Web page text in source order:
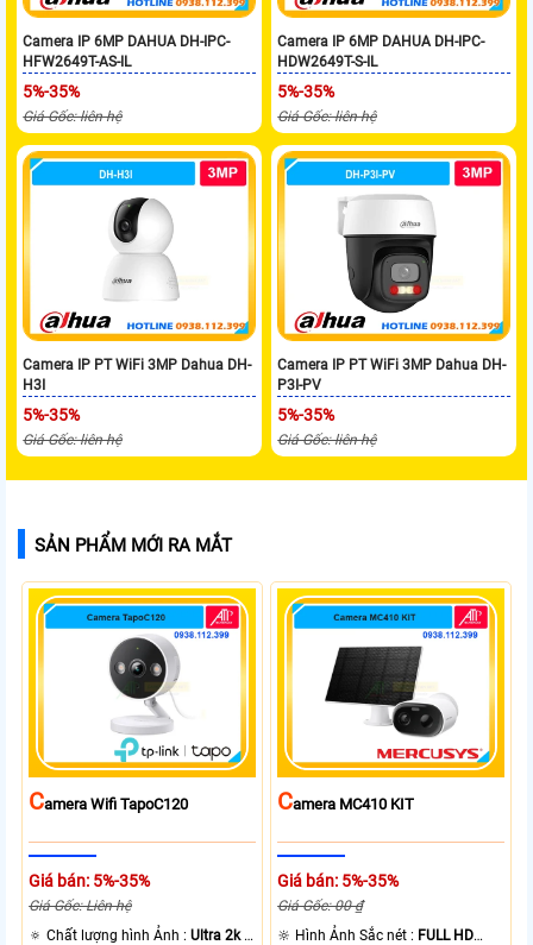
Camera IP 6MP DAHUA DH-IPC-
HFW2649T-AS-IL
5%-35%
Giá Gốc: liên hệ
Camera IP 6MP DAHUA DH-IPC-
HDW2649T-S-IL
5%-35%
Giá Gốc: liên hệ
Camera IP PT WiFi 3MP Dahua DH-
H3I
5%-35%
Giá Gốc: liên hệ
Camera IP PT WiFi 3MP Dahua DH-
P3I-PV
5%-35%
Giá Gốc: liên hệ
SẢN PHẨM MỚI RA MẮT
CAmera Wifi TapoC120
Giá bán: 5%-35%
Giá Gốc: Liên hệ
🔅 Chất lượng hình Ảnh :Ultra 2k +
CAmera MC410 KIT
Giá bán: 5%-35%
Giá Gốc: 00 ₫
🔆 Hình Ảnh Sắc nét : FULL HD